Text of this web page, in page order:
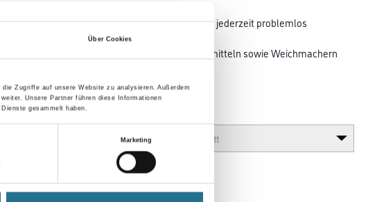
Über Cookies
Zugriffe auf unsere Website zu analysieren. Außerdem
Unsere Partner führen diese Informationen
gesammelt haben.
Marketing
Oberflächen möglich und Ausbesserungen jederzeit problemlos
und frei von foggingaktiven Substanzen, Lösemitteln sowie Weichmachern